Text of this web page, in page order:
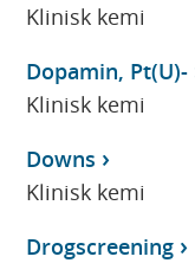
Klinisk kemi
Dopamin, Pt(U)-
Klinisk kemi
Downs
Klinisk kemi
Drogscreening